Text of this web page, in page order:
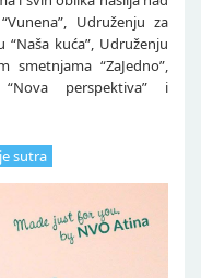
Udruženju za
kuća”, Udruženju
“ZaJedno”,
“Nova perspektiva” i
sutra